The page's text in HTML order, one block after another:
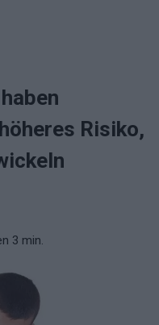
Risiko,
3 min.